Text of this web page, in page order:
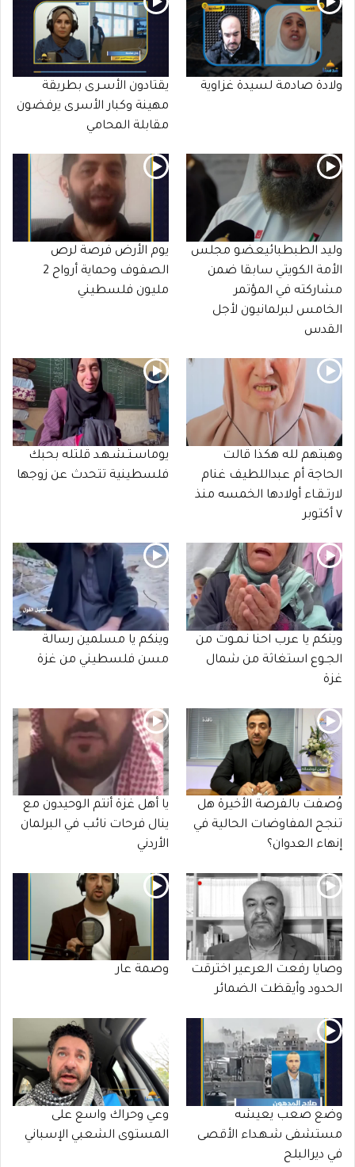
ولادة صادمة لسيدة غزاوية
يقتادون الأسـرى بطريقة
مهينة وكبار الأسرى يرفضون
مقابلة المحامي
وليد الطبطبائيعضو مجلس
الأمة الكويتي سابقا ضمن
مشاركته في المؤتمر
الخامس لبرلمانيون لأجل
القدس
يوم الأرض فرصة لرص
الصفوف وحماية أرواح 2
مليون فلسطيني
وهبتهم لله هكذا قالت
الحاجة أم عبداللطيف غنام
لارتـقـاء أولادها الخمسه منذ
٧ أكتوبر
يوماسـتـشـهـد قلتله بحبك
فلسطينية تتحدث عن زوجها
وينكم يا عرب احنا نـمـوت من
الجـوع استغاثة من شمال
غزة
وينكم يا مسلمين رسالة
مسن فلسطيني من غزة
وُصفت بالفرصة الأخيرة هل
تنجح المفاوضات الحالية في
إنهاء العدوان؟
يا أهل غزة أنتم الوحيدون مع
ينال فرحات نائب في البرلمان
الأردني
وصايا رفعت العرعير اخترقت
الحدود وأيقظت الضمائر
وصمة عار
وضع صعب يعيشه
مستشفى شـهـداء الأقصى
في ديرالبلح
وعي وحراك واسع على
المستوى الشعبي الإسباني